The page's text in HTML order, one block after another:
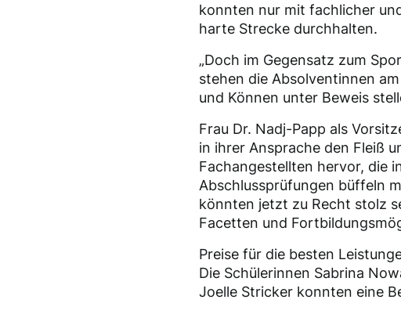
konnten nur mit fachlicher
harte Strecke durchhalten.
„Doch im Gegensatz zum
stehen die Absolventinnen
und Können unter Beweis
Frau Dr. Nadj-Papp als
in ihrer Ansprache den Fleiß
Fachangestellten hervor, die
Abschlussprüfungen büffeln
könnten jetzt zu Recht stolz
Facetten und
Preise für die besten
Die Schülerinnen Sabrina
Joelle Stricker konnten eine